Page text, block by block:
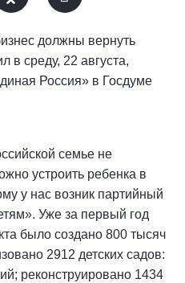
должны вернуть
в среду, 22 августа,
Россия» в Госдуме
семье не
устроить ребенка в
у нас возник партийный
Уже за первый год
было создано 800 тысяч
2912 детских садов:
реконструировано 1434